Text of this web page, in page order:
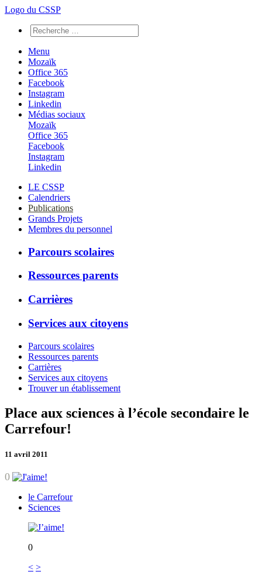
Logo du CSSP
Menu
Mozaïk
Office 365
Facebook
Instagram
Linkedin
Médias sociaux
Mozaïk
Office 365
Facebook
Instagram
Linkedin
LE CSSP
Calendriers
Publications
Grands Projets
Membres du personnel
Parcours scolaires
Ressources parents
Carrières
Services aux citoyens
Parcours scolaires
Ressources parents
Carrières
Services aux citoyens
Trouver un établissement
Place aux sciences à l’école secondaire le
Carrefour!
11 avril 2011
0
le Carrefour
Sciences
0
< >